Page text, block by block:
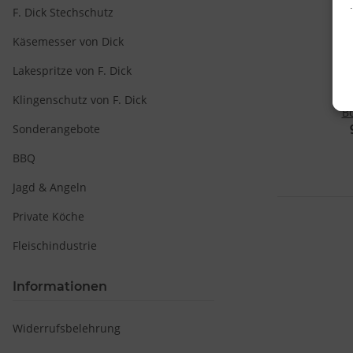
F. Dick Stechschutz
Käsemesser von Dick
Lakespritze von F. Dick
Klingenschutz von F. Dick
Sonderangebote
BBQ
Jagd & Angeln
Private Köche
Fleischindustrie
Informationen
Widerrufsbelehrung